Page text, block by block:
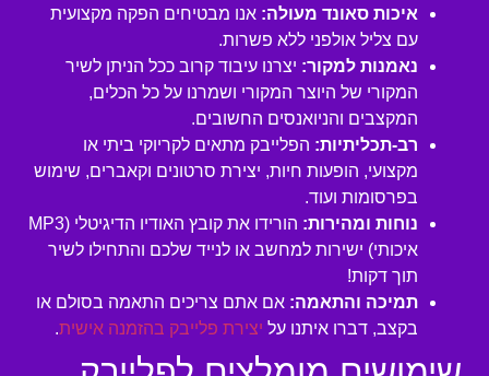
איכות סאונד מעולה: אנו מבטיחים הפקה מקצועית
עם צליל אולפני ללא פשרות.
נאמנות למקור: יצרנו עיבוד קרוב ככל הניתן לשיר
המקורי של היוצר המקורי ושמרנו על כל הכלים,
המקצבים והניואנסים החשובים.
רב-תכליתיות: הפלייבק מתאים לקריוקי ביתי או
מקצועי, הופעות חיות, יצירת סרטונים וקאברים, שימוש
בפרסומות ועוד.
נוחות ומהירות:
הורידו את קובץ האודיו הדיגיטלי (MP3
איכותי) ישירות למחשב או לנייד שלכם והתחילו לשיר
תוך דקות!
תמיכה והתאמה: אם אתם צריכים התאמה בסולם או
בקצב, דברו איתנו על יצירת פלייבק בהזמנה אישית.